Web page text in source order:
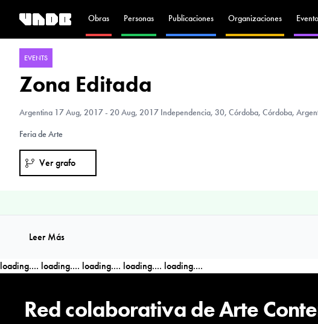
Obras Personas Publicaciones Organizaciones
EVENTS
Zona Editada
Argentina 17 Aug, 2017 - 20 Aug, 2017 Independencia, 30, Córdoba, Córdoba,
Feria de Arte
Ver grafo
Leer Más
loading.... loading.... loading.... loading.... loading....
Red colaborativa de Arte